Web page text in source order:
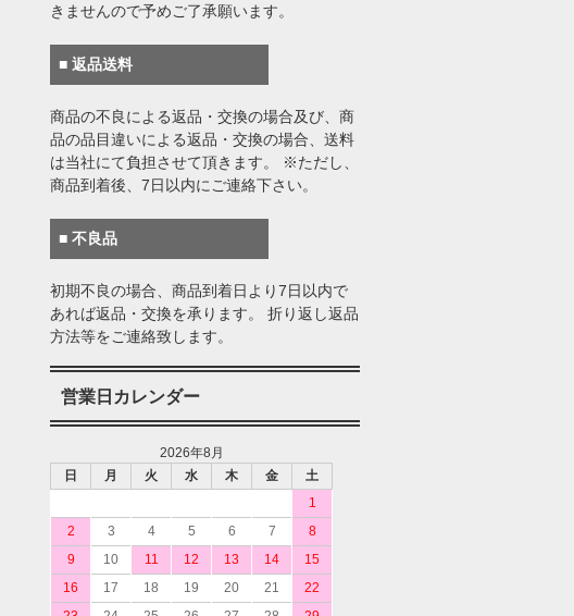
きませんので予めご了承願います。
■ 返品送料
商品の不良による返品・交換の場合及び、商
品の品目違いによる返品・交換の場合、送料
は当社にて負担させて頂きます。 ※ただし、
商品到着後、7日以内にご連絡下さい。
■ 不良品
初期不良の場合、商品到着日より7日以内で
あれば返品・交換を承ります。 折り返し返品
方法等をご連絡致します。
営業日カレンダー
2026年8月
日
月 火 水 木 金
土
1
2
3 4 5 6 7
8
9
10 11 12 13 14
15
16
17 18 19 20 21
22